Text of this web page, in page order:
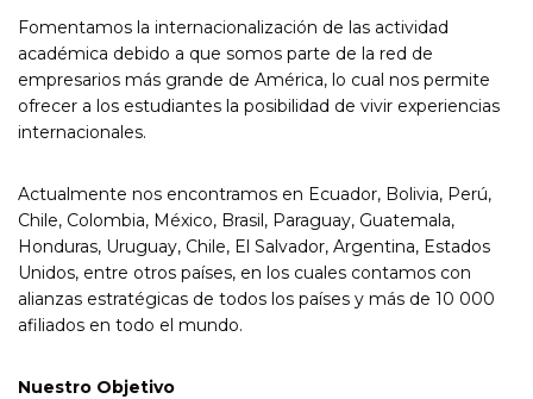
Fomentamos la internacionalización de las actividad
académica debido a que somos parte de la red de
empresarios más grande de América, lo cual nos permite
ofrecer a los estudiantes la posibilidad de vivir experiencias
internacionales.
Actualmente nos encontramos en Ecuador, Bolivia, Perú,
Chile, Colombia, México, Brasil, Paraguay, Guatemala,
Honduras, Uruguay, Chile, El Salvador, Argentina, Estados
Unidos, entre otros países, en los cuales contamos con
alianzas estratégicas de todos los países y más de 10 000
afiliados en todo el mundo.
Nuestro Objetivo